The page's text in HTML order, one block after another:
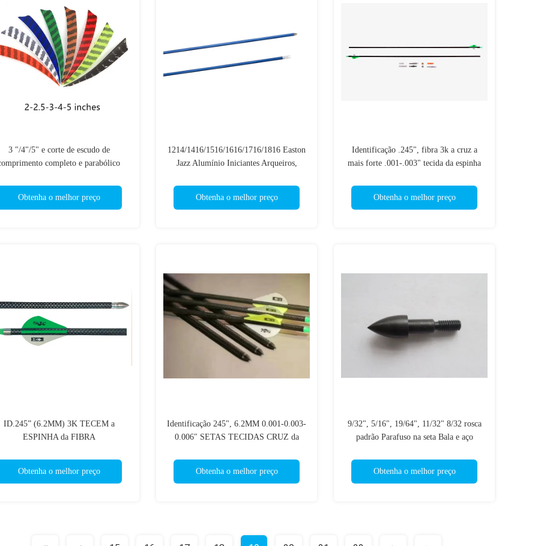
3 "/4"/5" e corte de escudo de
completo e parabólico
Obtenha o melhor preço
1214/1416/1516/1616/1716/1816 Easton
Jazz Alumínio Iniciantes Arqueiros,
Obtenha o melhor preço
Identificação .245", fibra 3k a cruz a
mais forte .001-.003" tecida da espinha
Obtenha o melhor preço
ID.245” (6.2MM) 3K TECEM a
ESPINHA da FIBRA
RETIDÃO HUNTING/TARGET
Obtenha o melhor preço
Identificação 245", 6.2MM 0.001-0.003-
0.006" SETAS TECIDAS CRUZ da
ESPINHA 200/250/300/340/400/500 da
RETIDÃO 3K
Obtenha o melhor preço
9/32", 5/16", 19/64", 11/32" 8/32 rosca
padrão Parafuso na seta Bala e aço
Obtenha o melhor preço